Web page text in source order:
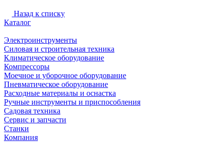
Назад к списку
Каталог
Электроинструменты
Силовая и строительная техника
Климатическое оборудование
Компрессоры
Моечное и уборочное оборудование
Пневматическое оборудование
Расходные материалы и оснастка
Ручные инструменты и приспособления
Садовая техника
Сервис и запчасти
Станки
Компания